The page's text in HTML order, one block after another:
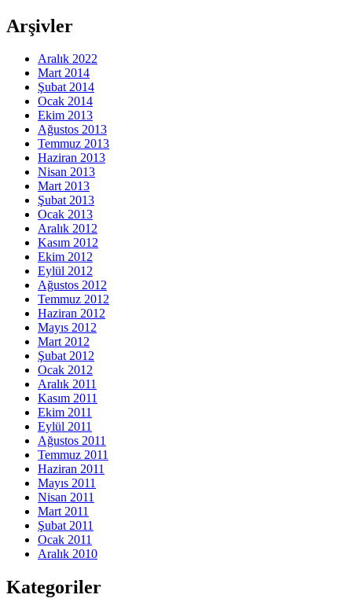
Arşivler
Aralık 2022
Mart 2014
Şubat 2014
Ocak 2014
Ekim 2013
Ağustos 2013
Temmuz 2013
Haziran 2013
Nisan 2013
Mart 2013
Şubat 2013
Ocak 2013
Aralık 2012
Kasım 2012
Ekim 2012
Eylül 2012
Ağustos 2012
Temmuz 2012
Haziran 2012
Mayıs 2012
Mart 2012
Şubat 2012
Ocak 2012
Aralık 2011
Kasım 2011
Ekim 2011
Eylül 2011
Ağustos 2011
Temmuz 2011
Haziran 2011
Mayıs 2011
Nisan 2011
Mart 2011
Şubat 2011
Ocak 2011
Aralık 2010
Kategoriler